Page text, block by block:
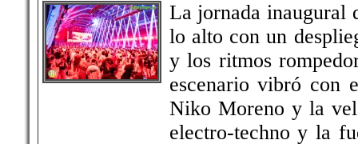
La jornada inaugural
lo alto con un
y los ritmos
escenario vibró con
Niko Moreno y la
electro-techno y la